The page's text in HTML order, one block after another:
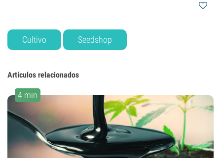
Cultivo Seedshop
Artículos relacionados
4 min